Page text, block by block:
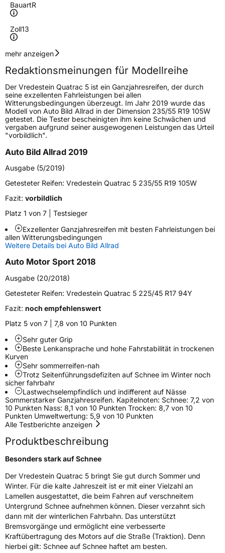
BauartR
Zoll13
Geschwindigkeitsindex
Höchstgeschwindigkeit
190 km/h
Lastindex80
Höchstlast450 kg
Gewicht (in kg)5,649 kg
Generelle Merkmale
FahrzeugtypPKW
VerwendungGanzjahresreifen
ModellnameQuatrac 5
Fahrzeugart PKW & SUV
Weitere Eigenschaften
Schlauchtyp TL
ZustandNeureifen
EU Label
Effizienz
NasshaftungC
Rollgeräusch (Klasse)B
Rollgeräusch (dB)69
FahrzeugklasseC1
Eisgrip
EPREL ID554205
Allgemeine Produktsicherheit (GPSR)
HerstellerkontaktApollo Tyres NL B.V., Ir. E.L.C. Schiffstraat
mehr anzeigen
Redaktionsmeinungen für Modellreihe
Der Vredestein Quatrac 5 ist ein Ganzjahresreifen, der durch
seine exzellenten Fahrleistungen bei allen
Witterungsbedingungen überzeugt. Im Jahr 2019 wurde das
Modell von Auto Bild Allrad in der Dimension 235/55 R19 105W
getestet. Die Tester bescheinigten ihm keine Schwächen und
vergaben aufgrund seiner ausgewogenen Leistungen das Urteil
"vorbildlich".
Auto Bild Allrad 2019
Ausgabe (5/2019)
Getesteter Reifen: Vredestein Quatrac 5 235/55 R19 105W
Fazit: vorbildlich
Platz 1 von 7 | Testsieger
Exzellenter Ganzjahresreifen mit besten Fahrleistungen bei
allen Witterungsbedingungen
Weitere Details bei Auto Bild Allrad
Auto Motor Sport 2018
Ausgabe (20/2018)
Getesteter Reifen: Vredestein Quatrac 5 225/45 R17 94Y
Fazit: noch empfehlenswert
Platz 5 von 7 | 7,8 von 10 Punkten
Sehr guter Grip
Beste Lenkansprache und hohe Fahrstabilität in trockenen
Kurven
Sehr sommerreifen-nah
Trotz Seitenführungsdefiziten auf Schnee im Winter noch
sicher fahrbahr
Lastwechselempfindlich und indifferent auf Nässe
Sommerstarker Ganzjahresreifen. Kapitelnoten: Schnee: 7,2 von
10 Punkten Nass: 8,1 von 10 Punkten Trocken: 8,7 von 10
Punkten Umweltwertung: 5,9 von 10 Punkten
Alle Testberichte anzeigen
Produktbeschreibung
Besonders stark auf Schnee
Der Vredestein Quatrac 5 bringt Sie gut durch Sommer und
Winter. Für die kalte Jahreszeit ist er mit einer Vielzahl an
Lamellen ausgestattet, die beim Fahren auf verschneitem
Untergrund Schnee aufnehmen können. Dieser verzahnt sich
dann mit der winterlichen Fahrbahn. Das unterstützt
Bremsvorgänge und ermöglicht eine verbesserte
Kraftübertragung des Motors auf die Straße (Traktion). Denn
hierbei gilt: Schnee auf Schnee haftet am besten.